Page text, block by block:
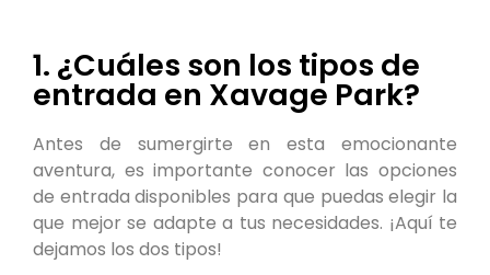
1. ¿Cuáles son los tipos de
entrada en Xavage Park?
Antes de sumergirte en esta emocionante
aventura, es importante conocer las opciones
de entrada disponibles para que puedas elegir la
que mejor se adapte a tus necesidades. ¡Aquí te
dejamos los dos tipos!